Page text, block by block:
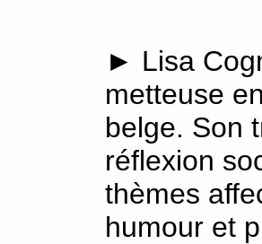
► Lisa
metteuse
belge. Son
réflexion
thèmes
humour et